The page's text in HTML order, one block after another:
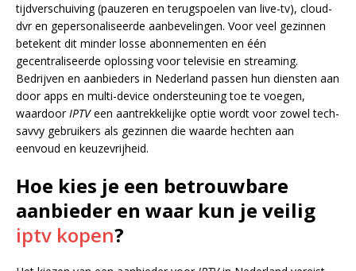
tijdverschuiving (pauzeren en terugspoelen van live-tv), cloud-
dvr en gepersonaliseerde aanbevelingen. Voor veel gezinnen
betekent dit minder losse abonnementen en één
gecentraliseerde oplossing voor televisie en streaming.
Bedrijven en aanbieders in Nederland passen hun diensten aan
door apps en multi-device ondersteuning toe te voegen,
waardoorIPTVeen aantrekkelijke optie wordt voor zowel tech-
savvy gebruikers als gezinnen die waarde hechten aan
eenvoud en keuzevrijheid.
Hoe kies je een betrouwbare
aanbieder en waar kun je veilig
iptv kopen?